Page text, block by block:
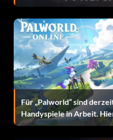
Celebrating
Belohnung: 10 Punkte
Zielsetzung: Ihr 75.
Wiederholungstäter
Für „Palworld“ sind
Handyspiele in Arbeit.